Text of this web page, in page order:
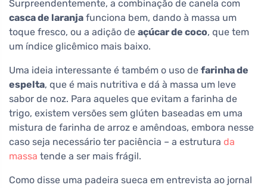
Surpreendentemente, a combinação de canela com
casca de laranja funciona bem, dando à massa um
toque fresco, ou a adição de açúcar de coco, que tem
um índice glicêmico mais baixo.
Uma ideia interessante é também o uso de farinha de
espelta, que é mais nutritiva e dá à massa um leve
sabor de noz. Para aqueles que evitam a farinha de
trigo, existem versões sem glúten baseadas em uma
mistura de farinha de arroz e amêndoas, embora nesse
caso seja necessário ter paciência – a estrutura da
massa tende a ser mais frágil.
Como disse uma padeira sueca em entrevista ao jornal